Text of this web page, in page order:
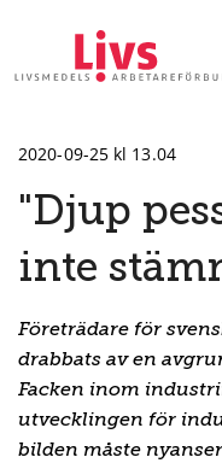
2020-09-25 kl 13.04
"Djup
inte
Företrädare för
drabbats av en
Facken inom
utvecklingen för
bilden måste